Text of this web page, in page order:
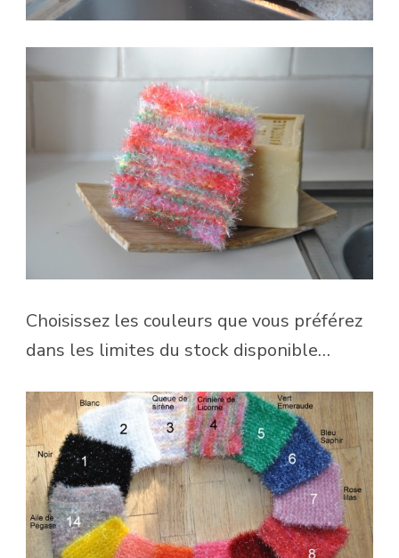
Choisissez les couleurs que vous préférez
dans les limites du stock disponible…